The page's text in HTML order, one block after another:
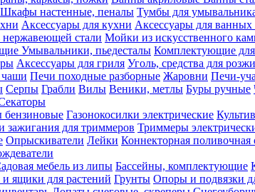
Шкафы настенные, пеналы Тумбы для
Аксессуары для кухни Аксессуары для ванных
стали Мойки из искусственного
Умывальники, пьедесталы Комплектующие
Аксессуары для гриля Уголь, средства для
чаши Печи походные разборные Жаровни Печи-
Серпы Грабли Вилы Веники, метлы Буры ручные
Газонокосилки электрические
зажигания для триммеров Триммеры
Опрыскиватели Лейки Коннекторная поливочная
мебель из липы Бассейны, комплектующие
ящики для растений Грунты Опоры и подвязки